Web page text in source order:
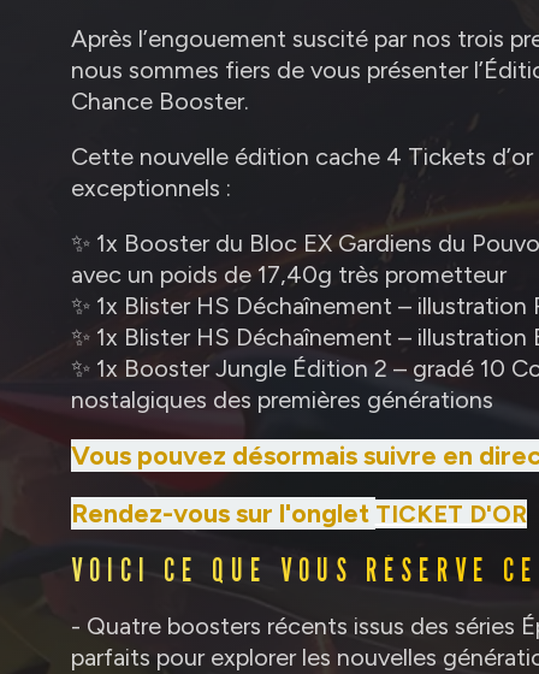
Après l’engouement suscité par nos trois
nous sommes fiers de vous présenter
Chance Booster.
Cette nouvelle édition cache 4 Tickets
exceptionnels :
✨ 1x Booster du Bloc EX Gardiens du
avec un poids de 17,40g très prometteur
✨ 1x Blister HS Déchaînement – illustration
✨ 1x Blister HS Déchaînement – illustration
✨ 1x Booster Jungle Édition 2 – gradé 10
nostalgiques des premières générations
Vous pouvez désormais suivre en
Rendez-vous sur l'onglet TICKET D'OR
VOICI CE QUE VOUS RÉSERVE
- Quatre boosters récents issus des séries
parfaits pour explorer les nouvelles